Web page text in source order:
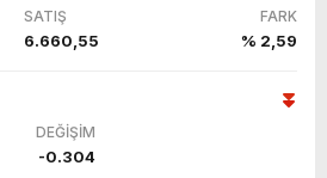
SATIŞ FARK
6.660,55 % 2,59
DEĞİŞİM
-0.304